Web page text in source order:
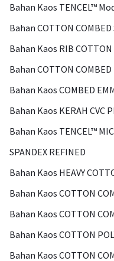
Bahan Kaos TENCEL™
Bahan COTTON COMBED
Bahan Kaos RIB COTTON
Bahan COTTON
Bahan Kaos COMBED
Bahan Kaos KERAH CVC
Bahan Kaos TENCEL™
SPANDEX REFINED
Bahan Kaos HEAVY
Bahan Kaos COTTON
Bahan Kaos COTTON
Bahan Kaos COTTON
Bahan Kaos COTTON